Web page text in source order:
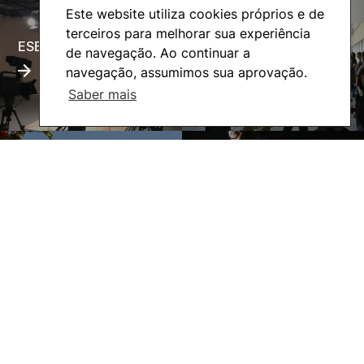
Este website utiliza cookies próprios e de
terceiros para melhorar sua experiência
de navegação. Ao continuar a
navegação, assumimos sua aprovação.
Saber mais
ESECTV Alumni